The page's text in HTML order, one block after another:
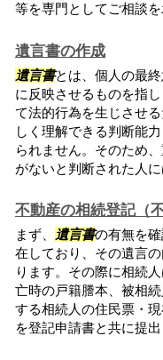
等を専門としてご相談
遺言書の作成
遺言書とは、個人の最
に反映させるものを指
て法的行為を生じさせ
しく理解できる判断能
られません。そのため
がないと判断された人
不動産の相続登記（
まず、 遺言書の有無を確
在しており、その遺言
ります。その際に相続
亡時の戸籍謄本、被相
する相続人の住民票・
を登記申請書と共に提出